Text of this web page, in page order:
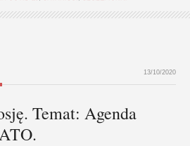
13/10/2020
Temat: Agenda